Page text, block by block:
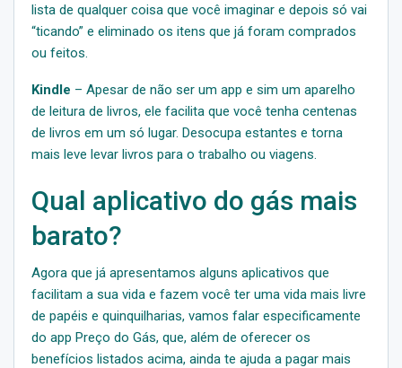
lista de qualquer coisa que você imaginar e depois só vai
“ticando” e eliminado os itens que já foram comprados
ou feitos.
Kindle – Apesar de não ser um app e sim um aparelho
de leitura de livros, ele facilita que você tenha centenas
de livros em um só lugar. Desocupa estantes e torna
mais leve levar livros para o trabalho ou viagens.
Qual aplicativo do gás mais
barato?
Agora que já apresentamos alguns aplicativos que
facilitam a sua vida e fazem você ter uma vida mais livre
de papéis e quinquilharias, vamos falar especificamente
do app Preço do Gás, que, além de oferecer os
benefícios listados acima, ainda te ajuda a pagar mais